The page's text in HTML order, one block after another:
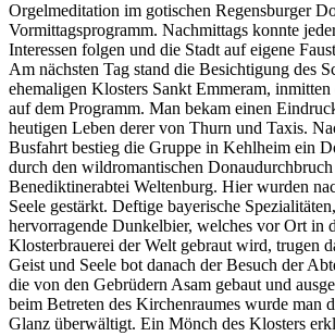
Orgelmeditation im gotischen Regensburger
Vormittagsprogramm. Nachmittags konnte
Interessen folgen und die Stadt auf eigene
Am nächsten Tag stand die Besichtigung des
ehemaligen Klosters Sankt Emmeram, inmitten
auf dem Programm. Man bekam einen
heutigen Leben derer von Thurn und Taxis.
Busfahrt bestieg die Gruppe in Kehlheim ein
durch den wildromantischen
Benediktinerabtei Weltenburg. Hier wurden
Seele gestärkt. Deftige bayerische
hervorragende Dunkelbier, welches vor Ort in
Klosterbrauerei der Welt gebraut wird, trugen
Geist und Seele bot danach der Besuch der
die von den Gebrüdern Asam gebaut und
beim Betreten des Kirchenraumes wurde man
Glanz überwältigt. Ein Mönch des Klosters